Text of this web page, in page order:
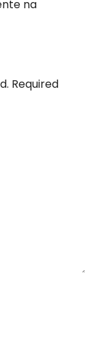
na
Required